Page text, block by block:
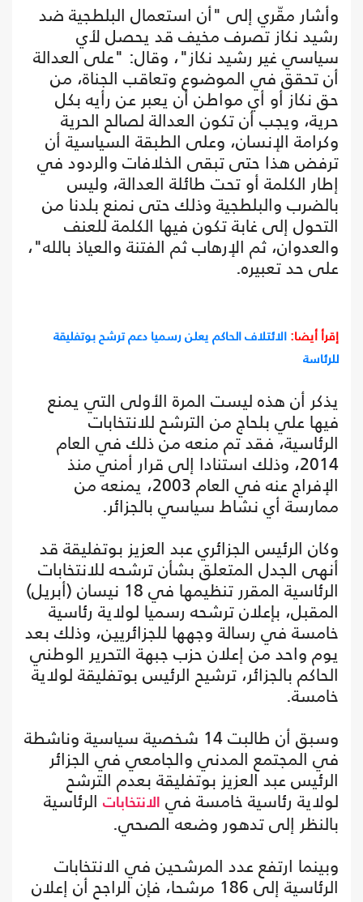
وأشار مقّري إلى "أن استعمال البلطجية ضد
رشيد نكاز تصرف مخيف قد يحصل لأي
سياسي غير رشيد نكاز"، وقال: "على العدالة
أن تحقق في الموضوع وتعاقب الجناة، من
حق نكاز أو أي مواطن أن يعبر عن رأيه بكل
حرية، ويجب أن تكون العدالة لصالح الحرية
وكرامة الإنسان، وعلى الطبقة السياسية أن
ترفض هذا حتى تبقى الخلافات والردود في
إطار الكلمة أو تحت طائلة العدالة، وليس
بالضرب والبلطجية وذلك حتى نمنع بلدنا من
التحول إلى غابة تكون فيها الكلمة للعنف
والعدوان، ثم الإرهاب ثم الفتنة والعياذ بالله"،
على حد تعبيره.
إقرأ أيضا: الائتلاف الحاكم يعلن رسميا دعم ترشح بوتفليقة
للرئاسة
يذكر أن هذه ليست المرة الأولى التي يمنع
فيها علي بلحاج من الترشح للانتخابات
الرئاسية، فقد تم منعه من ذلك في العام
2014، وذلك استنادا إلى قرار أمني منذ
الإفراج عنه في العام 2003، يمنعه من
ممارسة أي نشاط سياسي بالجزائر.
وكان الرئيس الجزائري عبد العزيز بوتفليقة قد
أنهى الجدل المتعلق بشأن ترشحه للانتخابات
الرئاسية المقرر تنظيمها في 18 نيسان (أبريل)
المقبل، بإعلان ترشحه رسميا لولاية رئاسية
خامسة في رسالة وجهها للجزائريين، وذلك بعد
يوم واحد من إعلان حزب جبهة التحرير الوطني
الحاكم بالجزائر، ترشيح الرئيس بوتفليقة لولاية
خامسة.
وسبق أن طالبت 14 شخصية سياسية وناشطة
في المجتمع المدني والجامعي في الجزائر
الرئيس عبد العزيز بوتفليقة بعدم الترشح
لولاية رئاسية خامسة في الانتخابات الرئاسية
بالنظر إلى تدهور وضعه الصحي.
وبينما ارتفع عدد المرشحين في الانتخابات
الرئاسية إلى 186 مرشحا، فإن الراجح أن إعلان